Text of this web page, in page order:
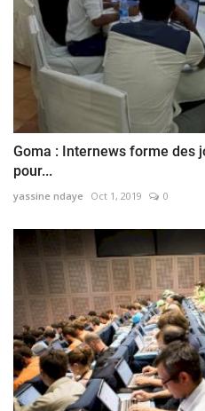
Goma : Internews forme des
pour...
yassine ndaye Oct 1, 2019 0